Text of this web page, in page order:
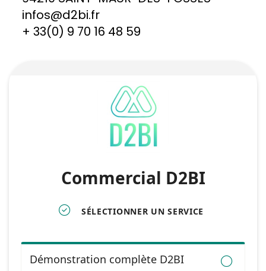
infos@d2bi.fr
+ 33(0) 9 70 16 48 59